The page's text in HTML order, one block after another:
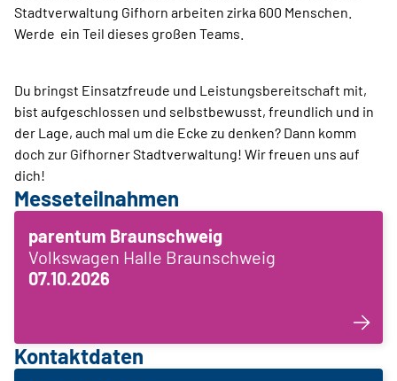
Stadtverwaltung Gifhorn arbeiten zirka 600 Menschen.
Werde ein Teil dieses großen Teams.
Du bringst Einsatzfreude und Leistungsbereitschaft mit,
bist aufgeschlossen und selbstbewusst, freundlich und in
der Lage, auch mal um die Ecke zu denken? Dann komm
doch zur Gifhorner Stadtverwaltung! Wir freuen uns auf
dich!
Messeteilnahmen
parentum Braunschweig
Volkswagen Halle Braunschweig
07.10.2026
Kontaktdaten